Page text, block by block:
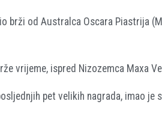
brži od Australca Oscara Piastrija
vrijeme, ispred Nizozemca Maxa
pet velikih nagrada, imao je